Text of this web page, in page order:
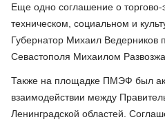
Еще одно соглашение о
техническом, социальном и
Губернатор Михаил Ведерников
Севастополя Михаилом
Также на площадке ПМЭФ был
взаимодействии между
Ленинградской областей.